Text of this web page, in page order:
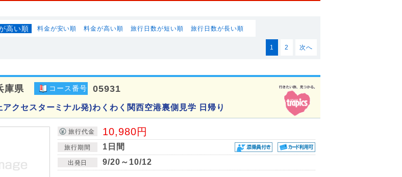
高い順 料金が安い順 料金が高い順 旅行日数が短い順 旅行日数が長い順
1 2 次へ
庫県 コース番号 05931
クセスターミナル発)わくわく関西空港裏側見学 日帰り
旅行代金 10,980円
旅行期間 1日間
出発日 9/20～10/12